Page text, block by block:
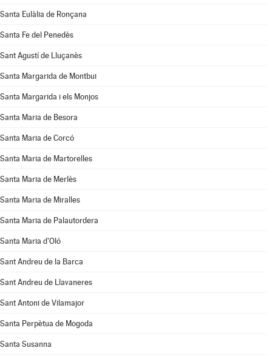
Santa Eulàlia de Ronçana
Santa Fe del Penedès
Sant Agustí de Lluçanès
Santa Margarida de Montbui
Santa Margarida i els Monjos
Santa Maria de Besora
Santa Maria de Corcó
Santa Maria de Martorelles
Santa Maria de Merlès
Santa Maria de Miralles
Santa Maria de Palautordera
Santa Maria d'Oló
Sant Andreu de la Barca
Sant Andreu de Llavaneres
Sant Antoni de Vilamajor
Santa Perpètua de Mogoda
Santa Susanna